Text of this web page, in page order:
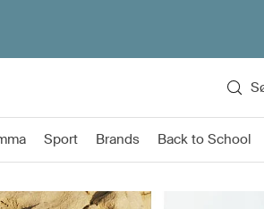
Sport Brands Back to School